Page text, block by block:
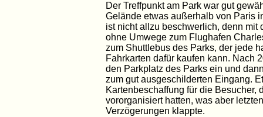
Der Treffpunkt am Park war gut
Gelände etwas außerhalb von Paris
ist nicht allzu beschwerlich, denn
ohne Umwege zum Flughafen
zum Shuttlebus des Parks, der jede
Fahrkarten dafür kaufen kann. Nach
den Parkplatz des Parks ein und
zum gut ausgeschilderten Eingang.
Kartenbeschaffung für die Besucher,
vororganisiert hatten, was aber
Verzögerungen klappte.